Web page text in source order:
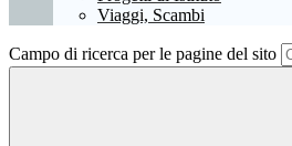
Viaggi, Scambi
Campo di ricerca per le pagine del sito